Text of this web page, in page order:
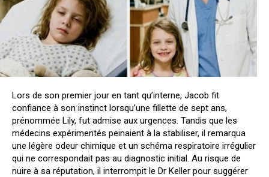
Lors de son premier jour en tant qu’interne, Jacob fit
confiance à son instinct lorsqu’une fillette de sept ans,
prénommée Lily, fut admise aux urgences. Tandis que les
médecins expérimentés peinaient à la stabiliser, il remarqua
une légère odeur chimique et un schéma respiratoire irrégulier
qui ne correspondait pas au diagnostic initial. Au risque de
nuire à sa réputation, il interrompit le Dr Keller pour suggérer